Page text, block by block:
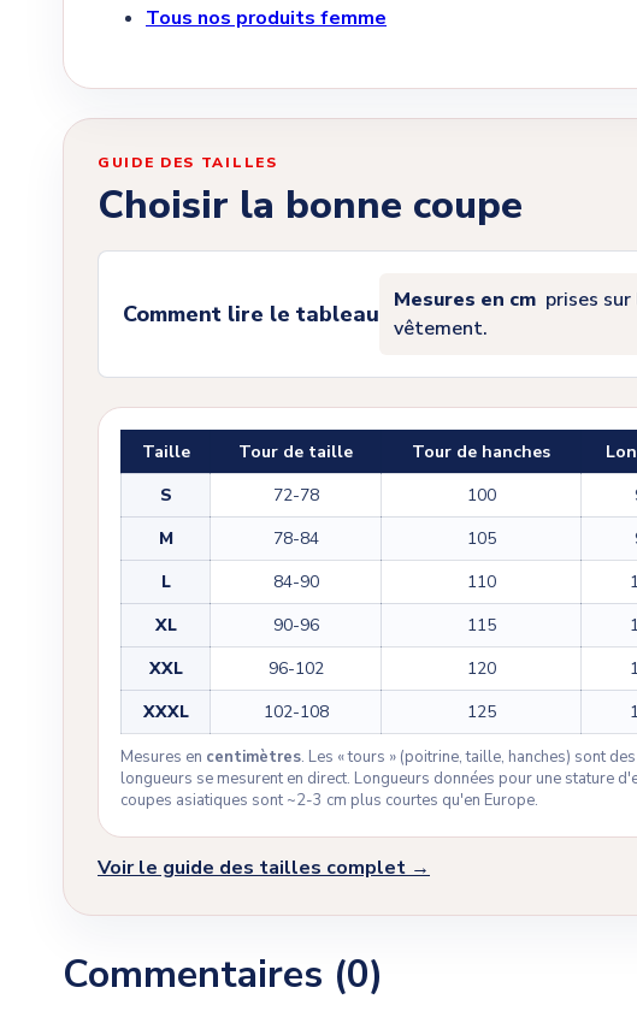
Tous nos produits femme
GUIDE DES TAILLES
Choisir la bonne coupe
Comment lire le tableau Mesures en cm prises sur
vêtement.
Taille Tour de taille Tour de hanches
S
72-78 100
M
78-84 105
L
84-90 110
XL
90-96 115
XXL
96-102 120
XXXL
102-108 125
Mesures en centimètres. Les « tours » (poitrine, taille, hanches) sont
longueurs se mesurent en direct. Longueurs données pour une stature
coupes asiatiques sont ~2-3 cm plus courtes qu'en Europe.
Voir le guide des tailles complet →
Commentaires (0)